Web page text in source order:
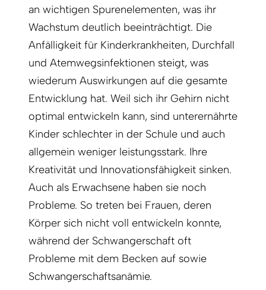
an wichtigen Spurenelementen, was ihr
Wachstum deutlich beeinträchtigt. Die
Anfälligkeit für Kinderkrankheiten, Durchfall
und Atemwegsinfektionen steigt, was
wiederum Auswirkungen auf die gesamte
Entwicklung hat. Weil sich ihr Gehirn nicht
optimal entwickeln kann, sind unterernährte
Kinder schlechter in der Schule und auch
allgemein weniger leistungsstark. Ihre
Kreativität und Innova­tionsfähigkeit sinken.
Auch als Erwachsene haben sie noch
Probleme. So treten bei Frauen, deren
Körper sich nicht voll entwickeln konnte,
während der Schwangerschaft oft
Probleme mit dem Becken auf sowie
Schwangerschaftsanämie.